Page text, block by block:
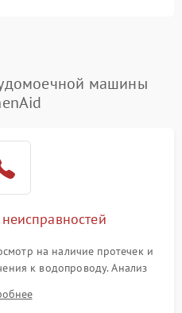
машины
на наличие протечек и
к водопроводу. Анализ
нагрева, вращения
системы защиты